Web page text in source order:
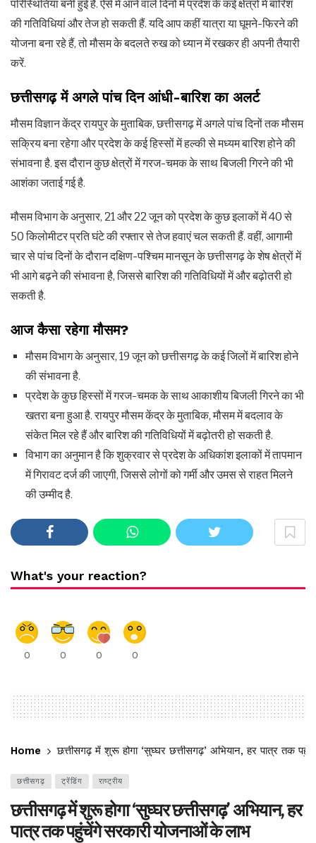
परिस्थितियां बनी हुई हैं. ऐसे में आने वाले दिनों में प्रदेश के कई क्षेत्रों में बारिश
की गतिविधियां और तेज हो सकती हैं. यदि आप कहीं यात्रा या घूमने-फिरने की
योजना बना रहे हैं, तो मौसम के बदलते रुख को ध्यान में रखकर ही अपनी तैयारी
करें.
छत्तीसगढ़ में अगले पांच दिन आंधी-बारिश का अलर्ट
मौसम विज्ञान केंद्र रायपुर के मुताबिक, छत्तीसगढ़ में अगले पांच दिनों तक मौसम
सक्रिय बना रहेगा और प्रदेश के कई हिस्सों में हल्की से मध्यम बारिश होने की
संभावना है. इस दौरान कुछ क्षेत्रों में गरज-चमक के साथ बिजली गिरने की भी
आशंका जताई गई है.
मौसम विभाग के अनुसार, 21 और 22 जून को प्रदेश के कुछ इलाकों में 40 से
50 किलोमीटर प्रति घंटे की रफ्तार से तेज हवाएं चल सकती हैं. वहीं, आगामी
चार से पांच दिनों के दौरान दक्षिण-पश्चिम मानसून के छत्तीसगढ़ के शेष क्षेत्रों में
भी आगे बढ़ने की संभावना है, जिससे बारिश की गतिविधियों में और बढ़ोतरी हो
सकती है.
आज कैसा रहेगा मौसम?
मौसम विभाग के अनुसार, 19 जून को छत्तीसगढ़ के कई जिलों में बारिश होने
की संभावना है.
प्रदेश के कुछ हिस्सों में गरज-चमक के साथ आकाशीय बिजली गिरने का भी
खतरा बना हुआ है. रायपुर मौसम केंद्र के मुताबिक, मौसम में बदलाव के
संकेत मिल रहे हैं और बारिश की गतिविधियों में बढ़ोतरी हो सकती है.
विभाग का अनुमान है कि शुक्रवार से प्रदेश के अधिकांश इलाकों में तापमान
में गिरावट दर्ज की जाएगी, जिससे लोगों को गर्मी और उमस से राहत मिलने
की उम्मीद है.
What's your reaction?
0 0 0 0
Home छत्तीसगढ़ में शुरू होगा ‘सुघ्घर छत्तीसगढ़’ अभियान, हर पात्र तक
छत्तीसगढ़ ट्रेंडिंग राष्ट्रीय
छत्तीसगढ़ में शुरू होगा ‘सुघ्घर छत्तीसगढ़’ अभियान, हर
पात्र तक पहुंचेंगे सरकारी योजनाओं के लाभ